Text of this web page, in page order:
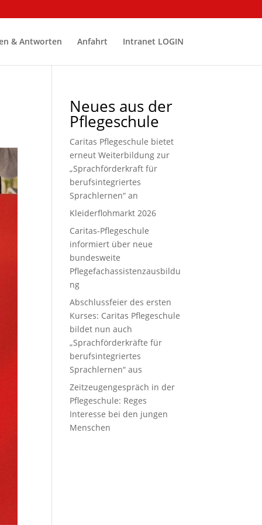
& Antworten Anfahrt Intranet LOGIN
Neues aus der
Pflegeschule
Caritas Pflegeschule bietet
erneut Weiterbildung zur
„Sprachförderkraft für
berufsintegriertes
Sprachlernen“ an
Kleiderflohmarkt 2026
Caritas-Pflegeschule
informiert über neue
bundesweite
Pflegefachassistenzausbildu
ng
Abschlussfeier des ersten
Kurses: Caritas Pflegeschule
bildet nun auch
„Sprachförderkräfte für
berufsintegriertes
Sprachlernen“ aus
Zeitzeugengespräch in der
Pflegeschule: Reges
Interesse bei den jungen
Menschen